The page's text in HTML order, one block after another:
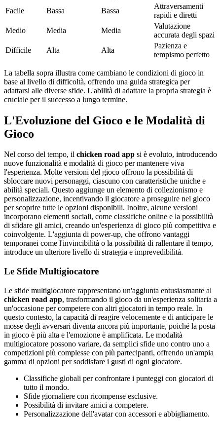
Facile
Bassa Bassa
Attraversamenti
rapidi e diretti
Medio
Media Media
Valutazione
accurata degli spazi
Difficile
Alta Alta
Pazienza e
tempismo perfetto
La tabella sopra illustra come cambiano le condizioni di gioco in
base al livello di difficoltà, offrendo una guida strategica per
adattarsi alle diverse sfide. L'abilità di adattare la propria strategia è
cruciale per il successo a lungo termine.
L'Evoluzione del Gioco e le Modalità di
Gioco
Nel corso del tempo, il chicken road app si è evoluto, introducendo
nuove funzionalità e modalità di gioco per mantenere viva
l'esperienza. Molte versioni del gioco offrono la possibilità di
sbloccare nuovi personaggi, ciascuno con caratteristiche uniche e
abilità speciali. Questo aggiunge un elemento di collezionismo e
personalizzazione, incentivando il giocatore a proseguire nel gioco
per scoprire tutte le opzioni disponibili. Inoltre, alcune versioni
incorporano elementi sociali, come classifiche online e la possibilità
di sfidare gli amici, creando un'esperienza di gioco più competitiva e
coinvolgente. L'aggiunta di power-up, che offrono vantaggi
temporanei come l'invincibilità o la possibilità di rallentare il tempo,
introduce un ulteriore livello di strategia e imprevedibilità.
Le Sfide Multigiocatore
Le sfide multigiocatore rappresentano un'aggiunta entusiasmante al
chicken road app, trasformando il gioco da un'esperienza solitaria a
un'occasione per competere con altri giocatori in tempo reale. In
questo contesto, la capacità di reagire velocemente e di anticipare le
mosse degli avversari diventa ancora più importante, poiché la posta
in gioco è più alta e l'emozione è amplificata. Le modalità
multigiocatore possono variare, da semplici sfide uno contro uno a
competizioni più complesse con più partecipanti, offrendo un'ampia
gamma di opzioni per soddisfare i gusti di ogni giocatore.
Classifiche globali per confrontare i punteggi con giocatori di
tutto il mondo.
Sfide giornaliere con ricompense esclusive.
Possibilità di invitare amici a competere.
Personalizzazione dell'avatar con accessori e abbigliamento.